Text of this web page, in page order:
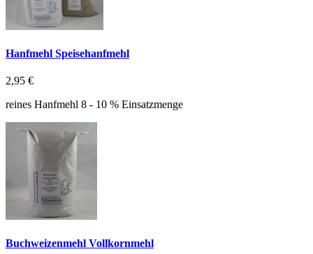
Hanfmehl Speisehanfmehl
2,95 €
reines Hanfmehl 8 - 10 % Einsatzmenge
Buchweizenmehl Vollkornmehl